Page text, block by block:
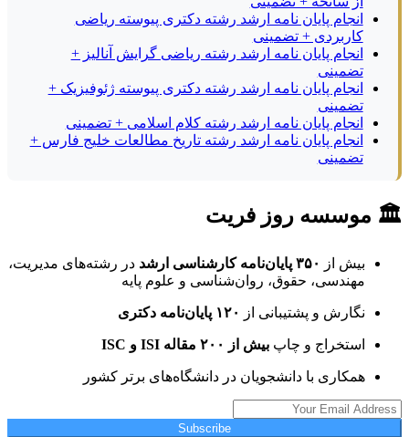
انجام پایان نامه ارشد رشته دکتری پیوسته ریاضی
کاربردی + تضمینی
انجام پایان نامه ارشد رشته ریاضی گرایش آنالیز +
تضمینی
انجام پایان نامه ارشد رشته دکتری پیوسته ژئوفیزیک +
تضمینی
انجام پایان نامه ارشد رشته کلام اسلامی + تضمینی
انجام پایان نامه ارشد رشته تاریخ مطالعات خلیج فارس +
تضمینی
🏛 موسسه روز فریت
بیش از ۳۵۰ پایان‌نامه کارشناسی ارشد
در رشته‌های مدیریت،
مهندسی، حقوق، روان‌شناسی و علوم پایه
نگارش و پشتیبانی از ۱۲۰ پایان‌نامه دکتری
استخراج و چاپ بیش از ۲۰۰ مقاله ISI و ISC
همکاری با دانشجویان در دانشگاه‌های برتر کشور
Subscribe